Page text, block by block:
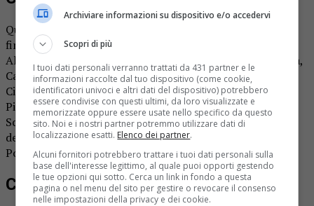
Questi i Comuni che potranno beneficiare di interventi
finanziati con le Aree Interne. Sono 36 in tutto: Ailoche,
Alagna, Alto Sermenza, Balmuccia, Boccioleto, Borgosesia,
Campertogno, Carcoforo, Cellio con Breia, Cervatto,
Civiasco, Cravagliana, Fobello, Guardabosone, Mollia, Pila,
Piode, Postua, Quarona, Rassa, Rimella, Rossa, Scopa,
Scopello, Valduggia, Varallo, Vocca, cui si aggiungono i 9
del Biellese e cioè Caprile, Coggiola, Crevacuore, Curino,
Portula, Pray, Sostegno, Valdilana e Villa del Bosco.
Che cosa si potrà fare
Archiviare informazioni su dispositivo e/o accedervi
Scopri di più
I tuoi dati personali verranno trattati da 431 partner e le
informazioni raccolte dal tuo dispositivo (come cookie,
identificatori univoci e altri dati del dispositivo) potrebbero
essere condivise con questi ultimi, da loro visualizzate e
memorizzate oppure essere usate nello specifico da questo
sito. Noi e i nostri partner potremmo utilizzare dati di
localizzazione esatti. Elenco dei partner.
Alcuni fornitori potrebbero trattare i tuoi dati personali sulla
base dell'interesse legittimo, al quale puoi opporti gestendo
le tue opzioni qui sotto. Cerca un link in fondo a questa
pagina o nel menu del sito per gestire o revocare il consenso
nelle impostazioni della privacy e dei cookie.